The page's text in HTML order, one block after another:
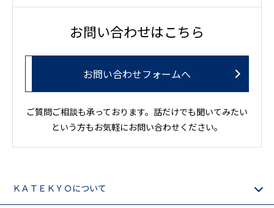
お問い合わせはこちら
お問い合わせフォームへ
ご質問ご相談も承っております。話だけでも聞いてみたい
という方もお気軽にお問い合わせください。
ＫＡＴＥＫＹＯについて